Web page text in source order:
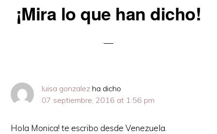
Reader
Interactions
¡Mira lo que han dicho!
luisa gonzalez ha dicho
07 septiembre, 2016 at 1:56 pm
Hola Monica! te escribo desde Venezuela.